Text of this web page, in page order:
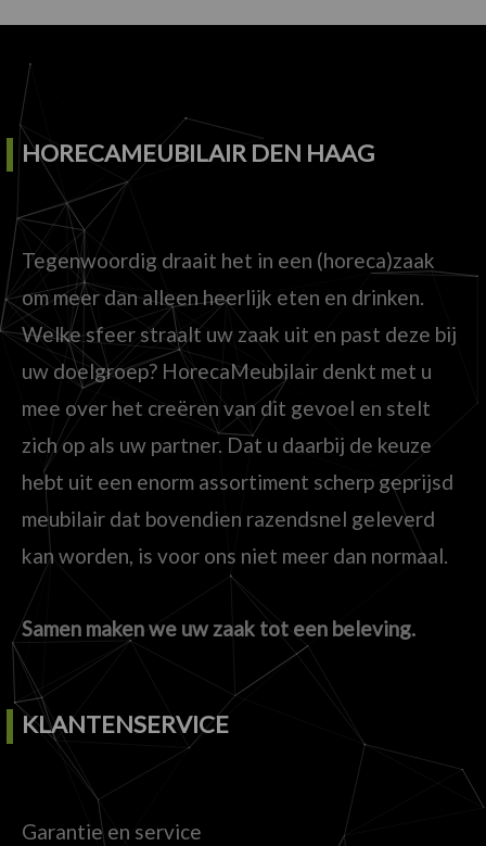
HORECAMEUBILAIR DEN HAAG
Tegenwoordig draait het in een (horeca)zaak
om meer dan alleen heerlijk eten en drinken.
Welke sfeer straalt uw zaak uit en past deze bij
uw doelgroep? HorecaMeubilair denkt met u
mee over het creëren van dit gevoel en stelt
zich op als uw partner. Dat u daarbij de keuze
hebt uit een enorm assortiment scherp geprijsd
meubilair dat bovendien razendsnel geleverd
kan worden, is voor ons niet meer dan normaal.
Samen maken we uw zaak tot een beleving.
KLANTENSERVICE
Garantie en service